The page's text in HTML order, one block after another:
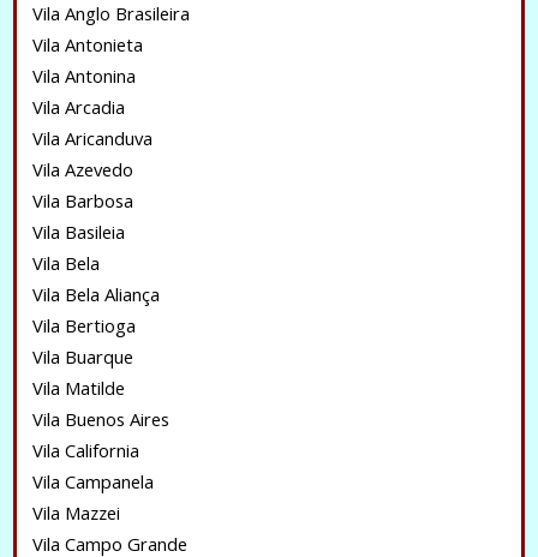
Vila Anglo Brasileira
Vila Antonieta
Vila Antonina
Vila Arcadia
Vila Aricanduva
Vila Azevedo
Vila Barbosa
Vila Basileia
Vila Bela
Vila Bela Aliança
Vila Bertioga
Vila Buarque
Vila Matilde
Vila Buenos Aires
Vila California
Vila Campanela
Vila Mazzei
Vila Campo Grande